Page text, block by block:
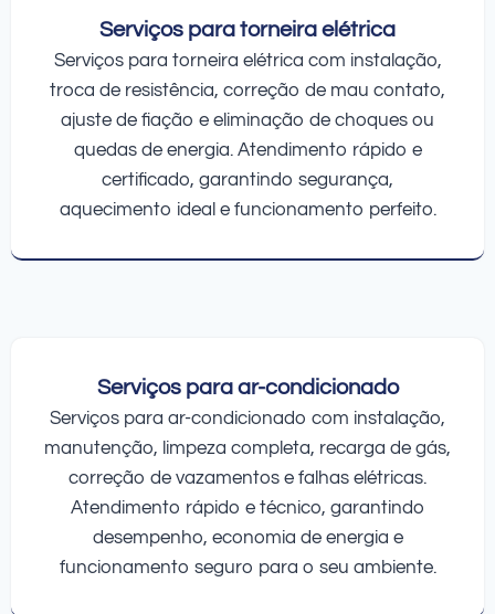
Serviços para torneira elétrica
Serviços para torneira elétrica com instalação,
troca de resistência, correção de mau contato,
ajuste de fiação e eliminação de choques ou
quedas de energia. Atendimento rápido e
certificado, garantindo segurança,
aquecimento ideal e funcionamento perfeito.
Serviços para ar-condicionado
Serviços para ar-condicionado com instalação,
manutenção, limpeza completa, recarga de gás,
correção de vazamentos e falhas elétricas.
Atendimento rápido e técnico, garantindo
desempenho, economia de energia e
funcionamento seguro para o seu ambiente.